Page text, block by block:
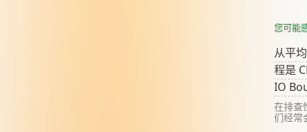
您可能
从平
程是
IO
在排查
们经常